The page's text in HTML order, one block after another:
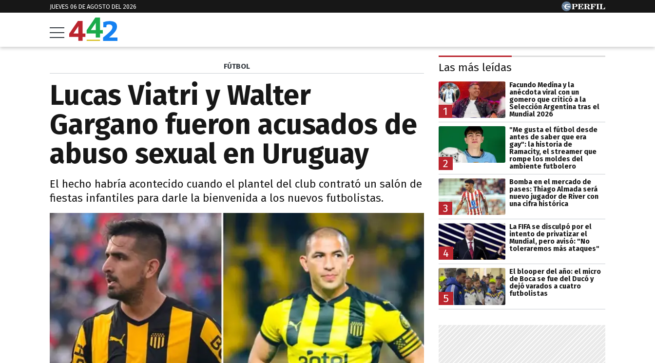
JUEVES 06 DE AGOSTO DEL 2026
FÚTBOL
Lucas Viatri y Walter
Gargano fueron acusados de
abuso sexual en Uruguay
El hecho habría acontecido cuando el plantel del club contrató un salón de
fiestas infantiles para darle la bienvenida a los nuevos futbolistas.
Las más leídas
1
Facundo Medina y la
anécdota viral con un
gomero que criticó a la
Selección Argentina tras el
Mundial 2026
2
"Me gusta el fútbol desde
antes de saber que era
gay": la historia de
Ramacity, el streamer que
rompe los moldes del
ambiente futbolero
3
Bomba en el mercado de
pases: Thiago Almada será
nuevo jugador de River con
una cifra histórica
4
La FIFA se disculpó por el
intento de privatizar el
Mundial, pero avisó: "No
toleraremos más ataques"
5
El blooper del año: el micro
de Boca se fue del Ducó y
dejó varados a cuatro
futbolistas